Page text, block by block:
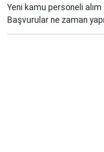
Yeni kamu personeli
Başvurular ne zaman